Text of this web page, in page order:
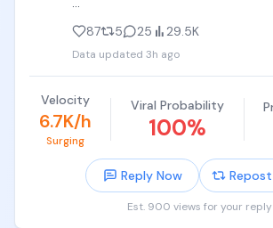
这家公司一旦开始稳定交付量子shor
值。
现在最大的问题是，目前的骗局太简
看破了，完全不会有任何人上当受
党哥作为一个电子和自动化背景的宝
你们这些高中编程小天才最大的一
就是说，数电这个东西，本质是
是布尔代数，布尔代数这个层级，
东西，很符合直觉，你设计一个寄存
个二叉树一样，这是符合人类对于功
向的直觉。
但是你们他妈要明白，这个层级只到
87 5 25 29.5K
Data updated 3h ago
Velocity
6.7K/h
Surging
Viral Probability
100%
Reply Now
Est. 900 views for your reply